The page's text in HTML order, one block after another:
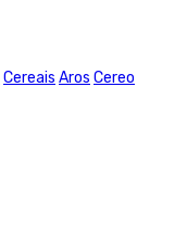
Cereais Aros Cereo